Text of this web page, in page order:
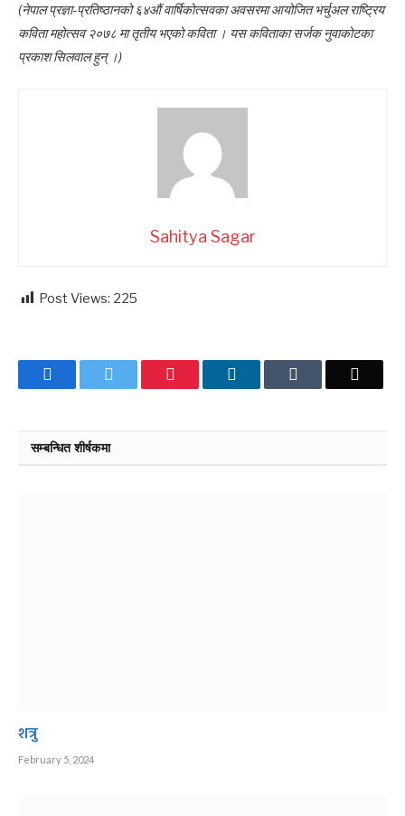
(नेपाल प्रज्ञा-प्रतिष्ठानको ६४औं वार्षिकोत्सवका अवसरमा आयोजित भर्चुअल राष्ट्रिय
कविता महोत्सव २०७८ मा तृतीय भएको कविता । यस कविताका सर्जक नुवाकोटका
प्रकाश सिलवाल हुन् ।)
Sahitya Sagar
Post Views: 225
Facebook Pinterest LinkedIn
सम्बन्धित शीर्षकमा
शत्रु
February 5, 2024